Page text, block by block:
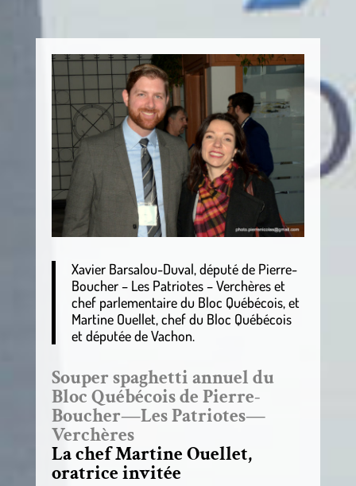
Xavier Barsalou-Duval, député de Pierre-
Boucher – Les Patriotes – Verchères et
chef parlementaire du Bloc Québécois, et
Martine Ouellet, chef du Bloc Québécois
et députée de Vachon.
Souper spaghetti annuel du
Bloc Québécois de Pierre-
Boucher—Les Patriotes—
Verchères
La chef Martine Ouellet,
oratrice invitée